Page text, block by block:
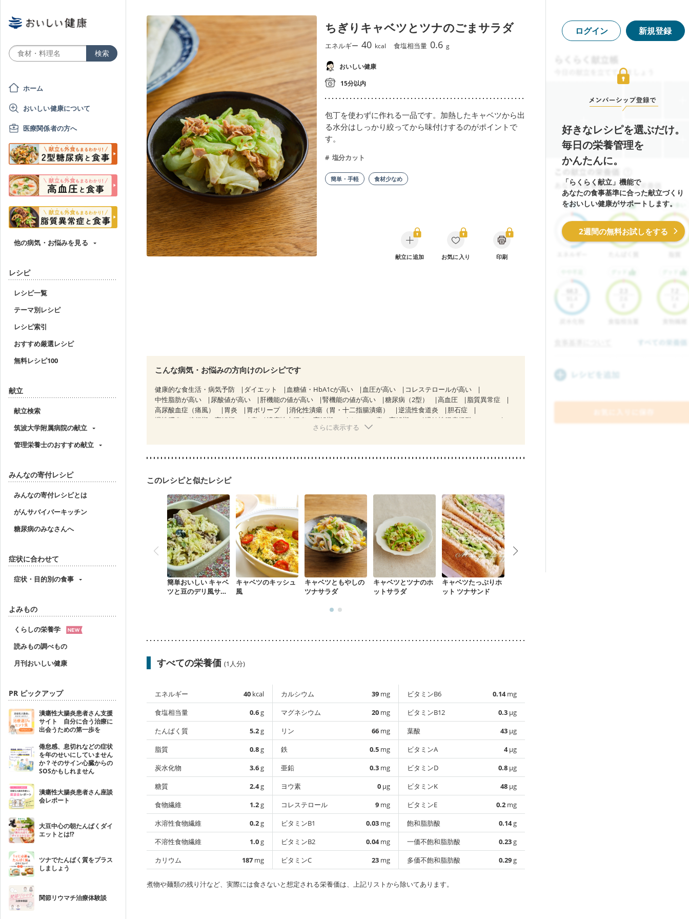
ホーム
おいしい健康について
医療関係者の方へ
他の病気・お悩みを見る
レシピ
レシピ一覧
テーマ別レシピ
レシピ索引
おすすめ厳選レシピ
無料レシピ100
献立
献立検索
筑波大学附属病院の献立
管理栄養士のおすすめ献立
みんなの寄付レシピ
みんなの寄付レシピとは
がんサバイバーキッチン
糖尿病のみなさんへ
症状に合わせて
症状・目的別の食事
よみもの
くらしの栄養学
読みもの調べもの
月刊おいしい健康
PR ピックアップ
潰瘍性大腸炎患者さん支援
サイト 自分に合う治療に
出会うための第一歩を
倦怠感、息切れなどの症状
を年のせいにしていません
か？そのサイン心臓からの
SOSかもしれません
潰瘍性大腸炎患者さん座談
会レポート
大豆中心の朝たんぱくダイ
エットとは!?
ツナでたんぱく質をプラス
しましょう
関節リウマチ治療体験談
ちぎりキャベツとツナのごまサラダ
エネルギー 40 kcal 食塩相当量 0.6 g
おいしい健康
15分以内
包丁を使わずに作れる一品です。加熱したキャベツから出
る水分はしっかり絞ってから味付けするのがポイントで
す。
塩分カット
簡単・手軽 食材少なめ
献立に追加 お気に入り 印刷
こんな病気・お悩みの方向けのレシピです
健康的な食生活・病気予防 ダイエット 血糖値・HbA1cが高い 血圧が高い
コレステロールが高い
中性脂肪が高い
尿酸値が高い 肝機能の値が高い 腎機能の値が高い 糖尿病（2型） 高血圧
脂質異常症
高尿酸血症（痛風）
胃炎 胃ポリープ 消化性潰瘍（胃・十二指腸潰瘍） 逆流性食道炎
胆石症
慢性膵炎（移行期・寛解期）
痔 潰瘍性大腸炎（寛解期） クローン病（寛解期）
過敏性腸症候群（IBS）
糖尿病性腎症（第３期）
胃がん治療を終えた方・経過観察中の方
大腸がん治療を終えた方・経過観察中の方
大腸がん（抗がん剤治療中）
妊婦健診・体重増加が気になる（初期）
産後（ミルク）
関節リウマチ 乾癬 フレイル（年齢に合わせた体作り）
ニキビ・肌荒れ
妊活中
更年期
さらに表示する
このレシピと似たレシピ
簡単おいしい キャベ
ツと豆のデリ風サラ
キャベツのキッシュ
風
キャベツともやしの
ツナサラダ
キャベツとツナのホ
ットサラダ
キャベツたっぷりホ
ット ツナサンド
すべての栄養価 (1人分)
エネルギー 40 kcal
食塩相当量
0.6g
たんぱく質
5.2g
脂質
0.8g
炭水化物
3.6g
糖質
2.4g
食物繊維
1.2g
水溶性食物繊維
0.2g
不溶性食物繊維
1.0g
カリウム
187 mg
カルシウム 39 mg
マグネシウム
20 mg
リン
66 mg
鉄
0.5 mg
亜鉛
0.3 mg
ヨウ素
0 µg
コレステロール
9 mg
ビタミンB1
0.03 mg
ビタミンB2
0.04mg
ビタミンC
23 mg
ビタミンB6 0.14mg
ビタミンB12
0.3 µg
葉酸
43 µg
ビタミンA
4µg
ビタミンD
0.8 µg
ビタミンK
48 µg
ビタミンE
0.2 mg
飽和脂肪酸
0.14g
一価不飽和脂肪酸
0.23g
多価不飽和脂肪酸
0.29g
煮物や麺類の残り汁など、実際には食さないと想定される栄養価は、上記リストから除いてあります。
ログイン 新規登録
好きなレシピを選ぶだけ。
毎日の栄養管理を
かんたんに。
「らくらく献立」機能で
あなたの食事基準に合った献立づくり
をおいしい健康がサポートします。
2週間の無料お試しをする